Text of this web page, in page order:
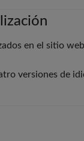
en el sitio
versiones de